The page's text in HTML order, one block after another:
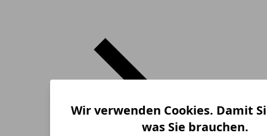
Wir verwenden Cookies. Damit
was Sie brauchen.